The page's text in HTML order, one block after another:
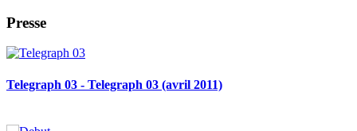
Presse
Telegraph 03 - Telegraph 03 (avril 2011)